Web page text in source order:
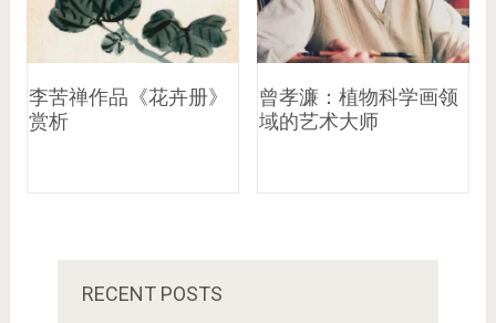
李苦禅作品《花卉册》
赏析
曾孝濂：植物科学画领
域的艺术大师
RECENT POSTS